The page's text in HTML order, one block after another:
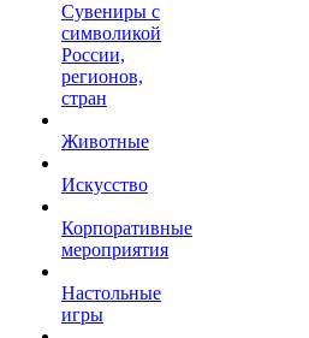
Сувениры с
символикой
России,
регионов,
стран
Животные
Искусство
Корпоративные
мероприятия
Настольные
игры